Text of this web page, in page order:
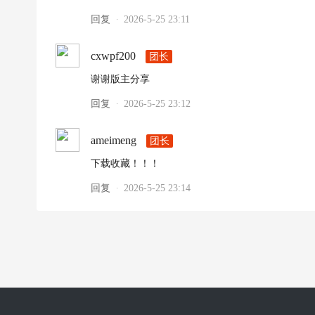
回复 · 2026-5-25 23:11
cxwpf200 团长
谢谢版主分享
回复 · 2026-5-25 23:12
ameimeng 团长
下载收藏！！！
回复 · 2026-5-25 23:14